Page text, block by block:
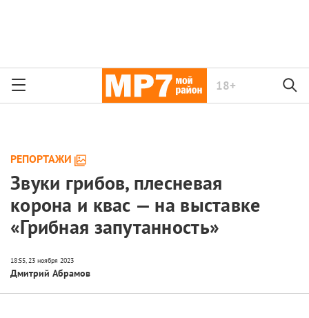
18+
РЕПОРТАЖИ
Звуки грибов, плесневая
корона и квас — на выставке
«Грибная запутанность»
Дмитрий Абрамов